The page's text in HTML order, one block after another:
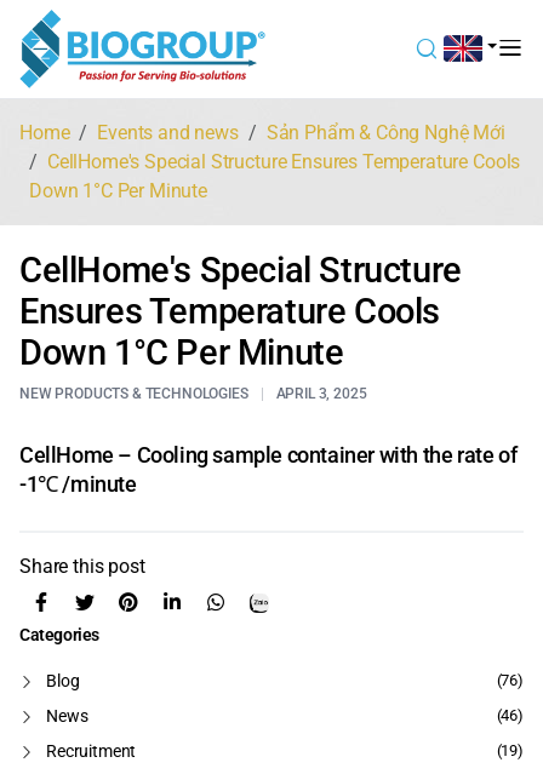
Home Events and news
Sản Phẩm & Công Nghệ Mới
CellHome's Special Structure Ensures Temperature Cools
Down 1°C Per Minute
CellHome's Special Structure
Ensures Temperature Cools
Down 1°C Per Minute
NEW PRODUCTS & TECHNOLOGIES APRIL 3, 2025
CellHome – Cooling sample container with the rate of
-1℃ /minute
Share this post
Categories
Blog (76)
News (46)
Recruitment (19)